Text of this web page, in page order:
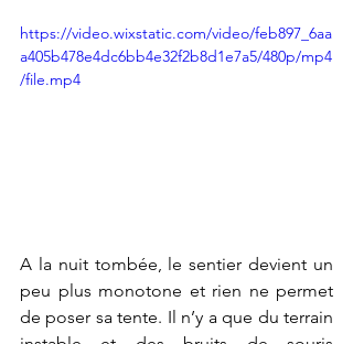
https://video.wixstatic.com/video/feb897_6aa
a405b478e4dc6bb4e32f2b8d1e7a5/480p/mp4
/file.mp4
A la nuit tombée, le sentier devient un
peu plus monotone et rien ne permet
de poser sa tente. Il n’y a que du terrain